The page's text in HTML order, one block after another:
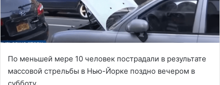
По меньшей мере 10 человек пострадали в результате
массовой стрельбы в Нью-Йорке поздно вечером в